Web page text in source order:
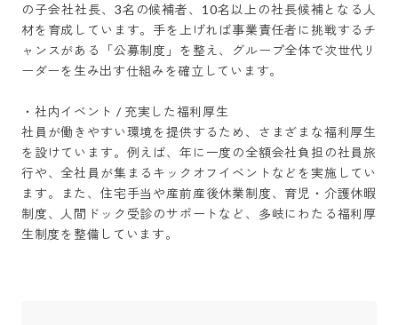
の子会社社長、3名の候補者、10名以上の社長候補となる人
材を育成しています。手を上げれば事業責任者に挑戦するチ
ャンスがある「公募制度」を整え、グループ全体で次世代リ
ーダーを生み出す仕組みを確立しています。
・社内イベント / 充実した福利厚生
社員が働きやすい環境を提供するため、さまざまな福利厚生
を設けています。​例えば、年に一度の全額会社負担の社員旅
行や、全社員が集まるキックオフイベントなどを実施してい
ます。​また、住宅手当や産前産後休業制度、育児・介護休暇
制度、人間ドック受診のサポートなど、多岐にわたる福利厚
生制度を整備しています。